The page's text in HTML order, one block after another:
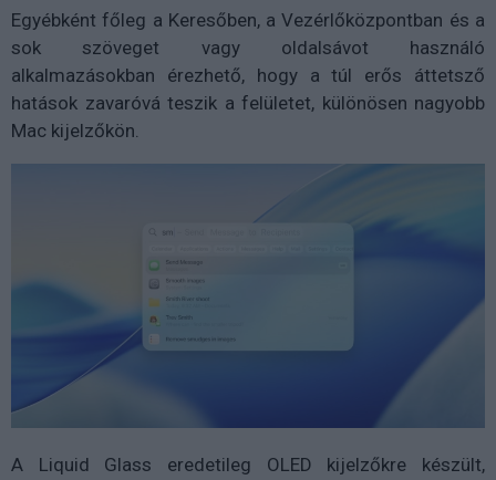
Egyébként főleg a Keresőben, a Vezérlőközpontban és a
sok szöveget vagy oldalsávot használó
alkalmazásokban érezhető, hogy a túl erős áttetsző
hatások zavaróvá teszik a felületet, különösen nagyobb
Mac kijelzőkön.
A Liquid Glass eredetileg OLED kijelzőkre készült,